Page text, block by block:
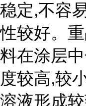
稳定,不容
性较好。
料在涂层
度较高,较
溶液形成较